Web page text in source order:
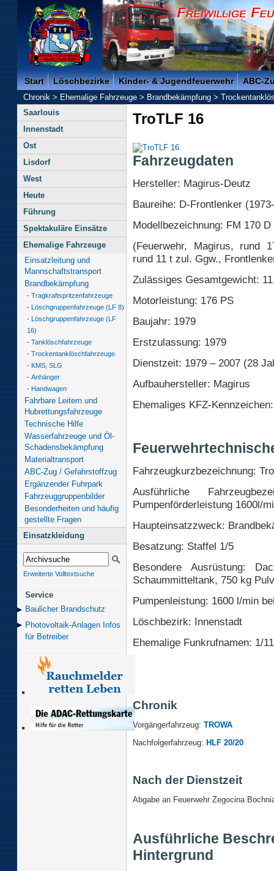
Freiwillige Feuerwehr der Kreisstadt Saarlouis -
Start Löschbezirke Kinder- & Jugendfeuerwehr ABC-
Chronik>Ehemalige Fahrzeuge>Brandbekämpfung>
Saarlouis
Innenstadt
Ost
Lisdorf
West
Heute
Führung
Spektakuläre Einsätze
Ehemalige Fahrzeuge
Einsatzleitung und
Mannschaftstransport
Brandbekämpfung
- Tragkraftspritzenfahrzeuge
- Löschgruppenfahrzeuge (LF 8)
- Löschgruppenfahrzeuge (LF
16)
- Tanklöschfahrzeuge
- Trockentanklöschfahrzeuge
- KMS, SLG
- Anhänger
- Handwagen
Fahrbare Leitern und
Hubrettungsfahrzeuge
Technische Hilfe
Wasserfahrzeuge und Öl-
Schadensbekämpfung
Materialtransport
ABC-Zug / Gefahrstoffzug
Ergänzender Fuhrpark
Fahrzeuggruppenbilder
Besonderheiten und häufig
gestellte Fragen
Einsatzkleidung
Erweiterte Volltextsuche
Service
Baulicher Brand­schutz
Photovoltaik-Anlagen Infos
für Betreiber
TroTLF 16
Fahrzeugdaten
Hersteller: Magirus-Deutz
Baureihe: D-Frontlenker
Modellbezeichnung: FM 170 D
(Feuerwehr, Magirus, rund
rund 11 t zul. Ggw.,
Zulässiges Gesamtgewicht:
Motorleistung: 176 PS
Baujahr: 1979
Erstzulassung: 1979
Dienstzeit: 1979 – 2007 (28
Aufbauhersteller: Magirus
Ehemaliges KFZ-
Fahrzeugkurzbezeichnung:
Ausführliche
Pumpenförderleistung 1600l/
Haupteinsatzzweck:
Besatzung: Staffel 1/5
Besondere Ausrüstung:
Schaummitteltank, 750 kg
Pumpenleistung: 1600 l/min
Löschbezirk: Innenstadt
Ehemalige Funkrufnamen: 1/
Chronik
Vorgängerfahrzeug: TROWA
Nachfolgerfahrzeug: HLF 20/20
Nach der Dienstzeit
Abgabe an Feuerwehr Zegocina
Ausführliche
Hintergrund